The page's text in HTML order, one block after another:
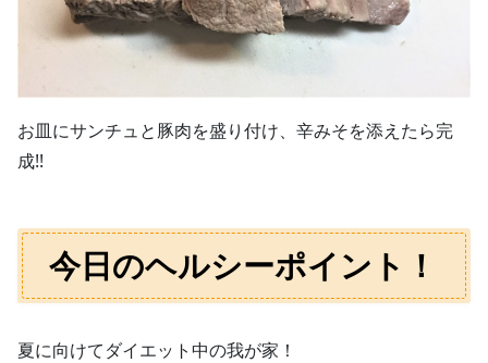
お皿にサンチュと豚肉を盛り付け、辛みそを添えたら完
成!!
今日のヘルシーポイント！
夏に向けてダイエット中の我が家！